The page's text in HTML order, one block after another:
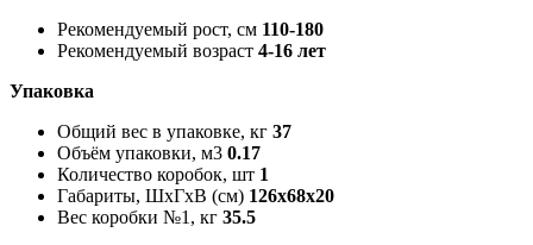
Рекомендуемый рост, см 110-180
Рекомендуемый возраст 4-16 лет
Упаковка
Общий вес в упаковке, кг 37
Объём упаковки, м3 0.17
Количество коробок, шт 1
Габариты, ШxГxВ (см) 126x68x20
Вес коробки №1, кг 35.5